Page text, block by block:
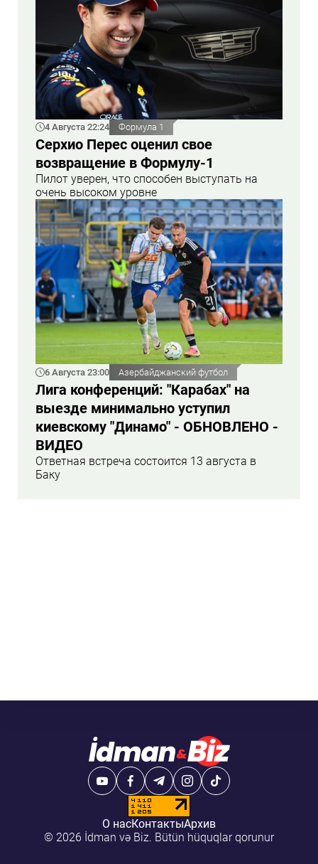
4 Августа 22:24 Формула 1
Серхио Перес оценил свое
возвращение в Формулу-1
Пилот уверен, что способен выступать на
очень высоком уровне
6 Августа 23:00 Азербайджанский футбол
Лига конференций: "Карабах" на
выезде минимально уступил
киевскому "Динамо" - ОБНОВЛЕНО -
ВИДЕО
Ответная встреча состоится 13 августа в
Баку
О насКонтактыАрхив
© 2026 İdman və Biz. Bütün hüquqlar qorunur